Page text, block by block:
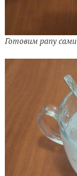
Готовим рапу сами